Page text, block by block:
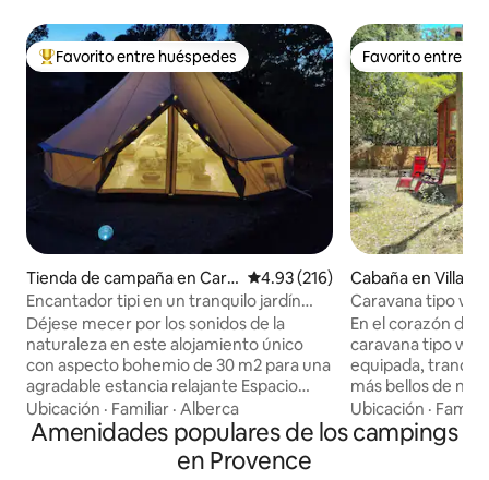
De los mejores en Favorito entre huéspedes
Favorito entre huéspedes
Tienda de campaña en Carc
ès
Calificación promedio: 4.93 de
4.93 (216)
Encantador tipi en un tranquilo jardín
arbolado y piscina
Déjese mecer por los sonidos de la
naturaleza en este alojamiento único
con aspecto bohemio de 30 m2 para una
agradable estancia relajante Espacio
aislado y privado de 500 m2 con vistas a
un olivar. Equipado con una cama de
gran comodidad de 160 x 200 y 2 sillones
(para dormir para niños) Mesa de centro
Ubicación · Familiar · Alberca
Favorito entre
Favorito entre
Cabaña en Villars
Caravana tipo
Luberon
En el corazón del
caravana tipo
equipada,
más bellos de
Roussillon,
provenzal
Sus vecinos: Pepito
Ubicación ·
Amenidades populares de los campings
en Provence